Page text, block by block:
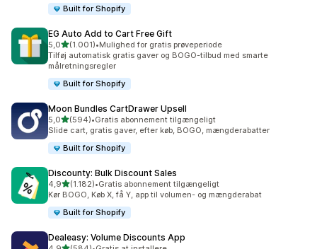
Built for Shopify
EG Auto Add to Cart Free Gift
5,0ud af 5 stjerner
(1.001)
1001 anmeldelser i alt
•Mulighed for gratis prøveperiode
Tilføj automatisk gratis gaver og BOGO-tilbud med smarte
målretningsregler
Built for Shopify
Moon Bundles CartDrawer Upsell
5,0ud af 5 stjerner
(594)
594 anmeldelser i alt
•Gratis abonnement tilgængeligt
Slide cart, gratis gaver, efter køb, BOGO, mængderabatter
Built for Shopify
Discounty: Bulk Discount Sales
4,9ud af 5 stjerner
(1.182)
1182 anmeldelser i alt
•Gratis abonnement tilgængeligt
Kør BOGO, Køb X, få Y, app til volumen- og mængderabat
Built for Shopify
Dealeasy: Volume Discounts App